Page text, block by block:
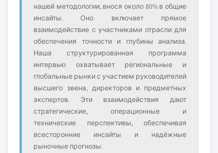
нашей методологии, внося около 80% в общие
инсайты. Оно включает прямое
взаимодействие с участниками отрасли для
обеспечения точности и глубины анализа.
Наша структурированная программа
интервью охватывает региональные и
глобальные рынки с участием руководителей
высшего звена, директоров и предметных
экспертов. Эти взаимодействия дают
стратегические, операционные и
технические перспективы, обеспечивая
всесторонние инсайты и надёжные
рыночные прогнозы.